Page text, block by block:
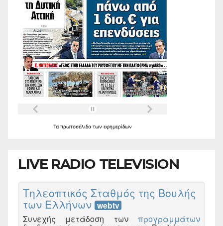
Τα πρωτοσέλιδα των εφημερίδων
LIVE RADIO TELEVISION